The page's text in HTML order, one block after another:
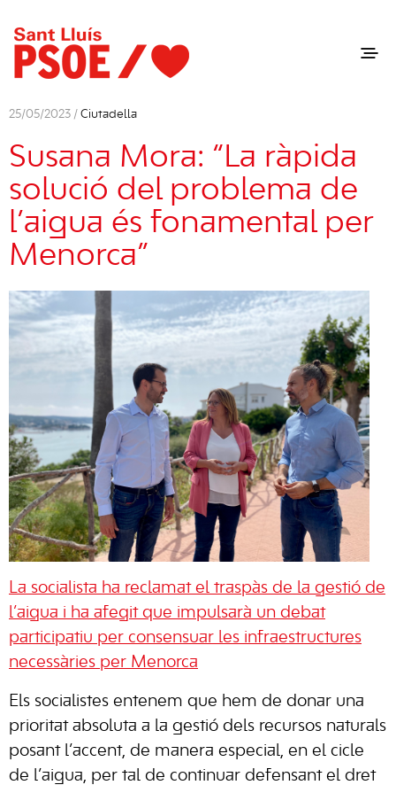
25/05/2023 / Ciutadella
Susana Mora: “La ràpida
solució del problema de
l’aigua és fonamental per
Menorca”
La socialista ha reclamat el traspàs de la gestió de
l’aigua i ha afegit que impulsarà un debat
participatiu per consensuar les infraestructures
necessàries per Menorca
Els socialistes entenem que hem de donar una
prioritat absoluta a la gestió dels recursos naturals
posant l’accent, de manera especial, en el cicle
de l’aigua, per tal de continuar defensant el dret